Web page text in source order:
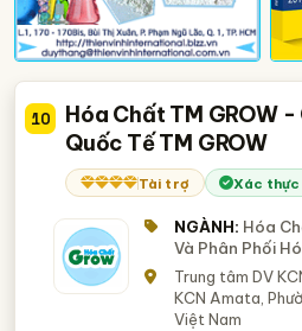
10
Hóa Chất TM GROW
Quốc Tế TM GROW
Tài trợ Xác thực
NGÀNH: Hóa
Và Phân Phối
Trung tâm DV
KCN Amata,
Việt Nam